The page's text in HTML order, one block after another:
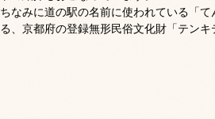
ちなみに道の駅の名前に使われている「
る、京都府の登録無形民俗文化財「テンキ